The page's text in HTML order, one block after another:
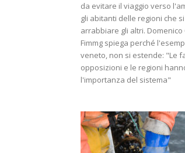
da evitare il viaggio verso
gli abitanti delle regioni che
arrabbiare gli altri.
Fimmg spiega perché
veneto, non si estende: "Le
opposizioni e le regioni
l'importanza del sistema"